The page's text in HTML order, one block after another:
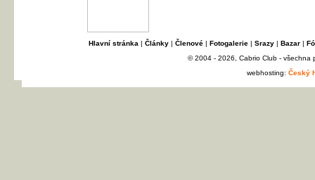
Hlavní stránka | Články| Členové| Fotogalerie| Srazy| Bazar|
© 2004 - 2026, Cabrio Club - všechna
webhosting: Český